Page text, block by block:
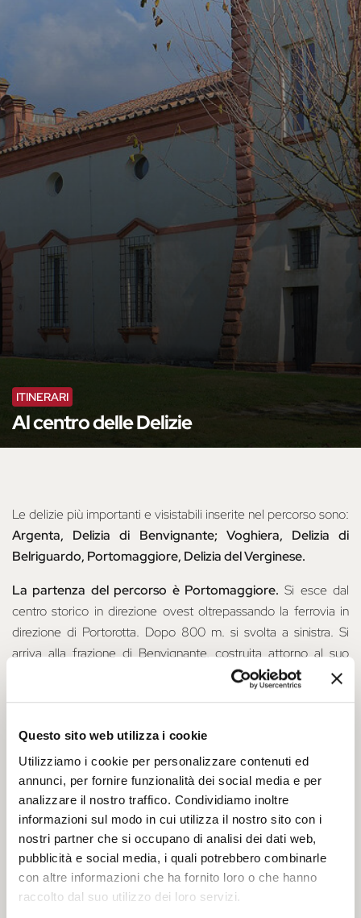
Questo sito web utilizza i cookie
Utilizziamo i cookie per personalizzare contenuti ed
annunci, per fornire funzionalità dei social media e per
analizzare il nostro traffico. Condividiamo inoltre
informazioni sul modo in cui utilizza il nostro sito con i
nostri partner che si occupano di analisi dei dati web,
pubblicità e social media, i quali potrebbero combinarle
con altre informazioni che ha fornito loro o che hanno
raccolto dal suo utilizzo dei loro servizi.
ITINERARI
Al centro delle Delizie
Le delizie più importanti e visistabili inserite nel percorso sono:
Argenta, Delizia di Benvignante; Voghiera, Delizia di
Belriguardo, Portomaggiore, Delizia del Verginese.
La partenza del percorso è Portomaggiore. Si esce dal
centro storico in direzione ovest oltrepassando la ferrovia in
direzione di Portorotta. Dopo 800 m. si svolta a sinistra. Si
arriva alla frazione di Benvignante, costruita attorno al suo
monumento più celebre, la Delizia con la sua torre merlata
raggiunge San Nicolò. Qui si comincia a fiancheggiare il Po di
Primaro, uno dei due rami principali del fiume Po all'epoca
della fondazione di Ferrara. Superata la chiavica del canale
San Nicolò-Medelana si prende la strada sulla destra
seguendo le indicazioni per Montesanto-Voghiera.
A Voghiera si visita la Chiesa Parrocchiale. Ci si dirige poi
verso Voghenza, dove poco prima dell'ingresso al paese si
trova l'indicazione per la Zona Archeologica Statale. Qui si
trovano la chiesa di San Leo, il Museo del Modellismo Storico,